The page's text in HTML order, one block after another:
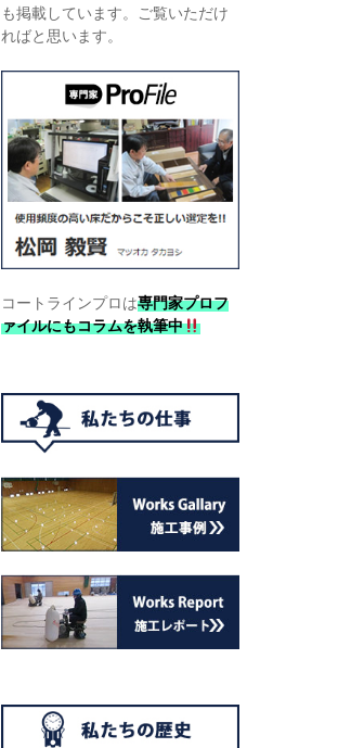
も掲載しています。ご覧いただけ
ればと思います。
コートラインプロは専門家プロフ
ァイルにもコラムを執筆中